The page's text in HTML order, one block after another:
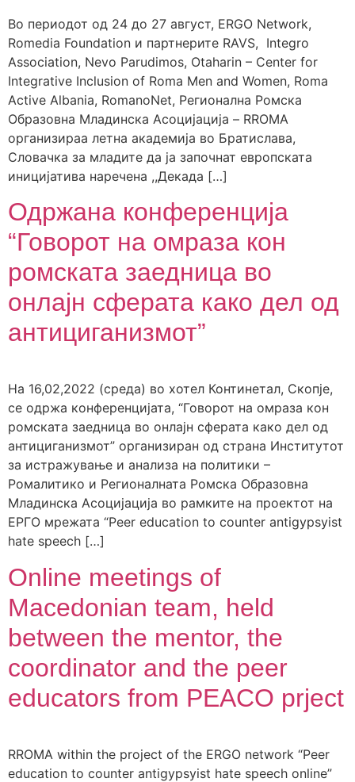
Во периодот од 24 до 27 август, ERGO Network,
Romedia Foundation и партнерите RAVS, Integro
Association, Nevo Parudimos, Otaharin – Center for
Integrative Inclusion of Roma Men and Women, Roma
Active Albania, RomanoNet, Регионална Ромска
Образовна Младинска Асоцијација – RROMA
организираа летна академија во Братислава,
Словачка за младите да ја започнат европската
иницијатива наречена ,,Декада […]
Одржана конференција
“Говорот на омраза кон
ромската заедница во
онлајн сферата како дел од
антициганизмот”
На 16,02,2022 (среда) во хотел Континетал, Скопје,
се одржа конференцијата, “Говорот на омраза кон
ромската заедница во онлајн сферата како дел од
антициганизмот” организиран од страна Институтот
за истражување и анализа на политики –
Ромалитико и Регионалната Ромска Образовна
Младинска Асоцијација во рамките на проектот на
ЕРГО мрежата “Peer education to counter antigypsyist
hate speech […]
Online meetings of
Macedonian team, held
between the mentor, the
coordinator and the peer
educators from PEACO prject
RROMA within the project of the ERGO network “Peer
education to counter antigypsyist hate speech online”